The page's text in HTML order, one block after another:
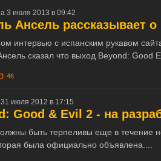
3 июля 2013 в 09:42
Ансель рассказывает
интервью с испанским рукавом
сказал что выход Beyond: Good
46
июля 2012 в 17:15
Good & Evil 2 - на
быть терпеливы еще в течение
была официально объявлена....